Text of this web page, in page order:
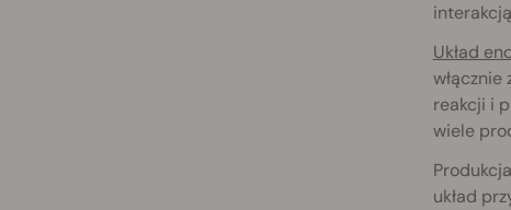
Układ
reakcji i
wiele
układ